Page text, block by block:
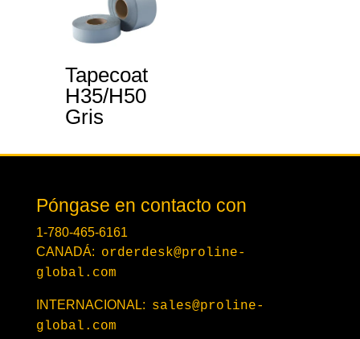
Tapecoat
H35/H50
Gris
Póngase en contacto con
1-780-465-6161
CANADÁ: orderdesk@proline-
global.com
INTERNACIONAL: sales@proline-
global.com